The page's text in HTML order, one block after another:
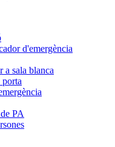
d'emergència
a sala blanca
PA